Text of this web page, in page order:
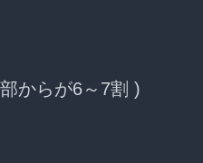
からが6～7割 )